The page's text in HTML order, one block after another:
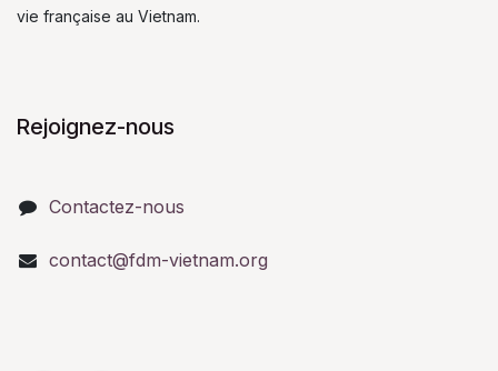
vie française au Vietnam.
Rejoignez-nous
Contactez-nous
contact@fdm-vietnam.org